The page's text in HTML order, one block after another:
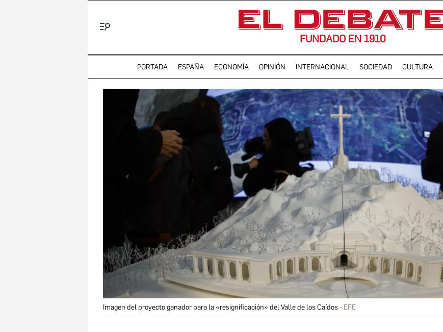
FUNDADO EN 1910
PORTADA ESPAÑA ECONOMÍA OPINIÓN INTERNACIONAL SOCIEDAD CULTURA
Imagen del proyecto ganador para la «resignificación» del Valle de los Caídos EFE